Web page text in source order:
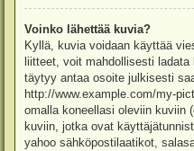
Voinko lähettää kuvia?
Kyllä, kuvia voidaan käyttää
liitteet, voit mahdollisesti
täytyy antaa osoite julkisesti
http://www.example.com/my-
omalla koneellasi oleviin kuviin
kuviin, jotka ovat
yahoo sähköpostilaatikot,